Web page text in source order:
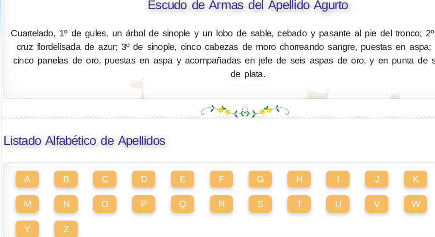
Escudo de Armas del Apellido Agurto
Cuartelado, 1º de gules, un árbol de sinople y un lobo de sable, cebado y pasante al pie del tronco;
cruz flordelisada de azur; 3º de sinople, cinco cabezas de moro chorreando sangre, puestas en aspa;
cinco panelas de oro, puestas en aspa y acompañadas en jefe de seis aspas de oro, y en punta de
de plata.
Listado Alfabético de Apellidos
A B C D E F G H I J K
M N O P Q R S T U V W
Y Z